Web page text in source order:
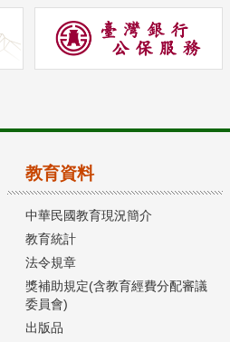
教育資料
中華民國教育現況簡介
教育統計
法令規章
獎補助規定(含教育經費分配審議
委員會)
出版品